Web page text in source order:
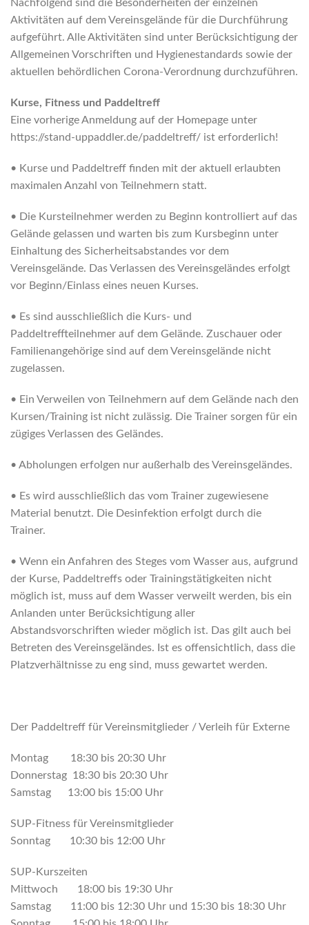
Nachfolgend sind die Besonderheiten der einzelnen
Aktivitäten auf dem Vereinsgelände für die Durchführung
aufgeführt. Alle Aktivitäten sind unter Berücksichtigung der
Allgemeinen Vorschriften und Hygienestandards sowie der
aktuellen behördlichen Corona-Verordnung durchzuführen.
Kurse, Fitness und Paddeltreff
Eine vorherige Anmeldung auf der Homepage unter
https://stand-uppaddler.de/paddeltreff/ ist erforderlich!
• Kurse und Paddeltreff finden mit der aktuell erlaubten
maximalen Anzahl von Teilnehmern statt.
• Die Kursteilnehmer werden zu Beginn kontrolliert auf das
Gelände gelassen und warten bis zum Kursbeginn unter
Einhaltung des Sicherheitsabstandes vor dem
Vereinsgelände. Das Verlassen des Vereinsgeländes erfolgt
vor Beginn/Einlass eines neuen Kurses.
• Es sind ausschließlich die Kurs- und
Paddeltreffteilnehmer auf dem Gelände. Zuschauer oder
Familienangehörige sind auf dem Vereinsgelände nicht
zugelassen.
• Ein Verweilen von Teilnehmern auf dem Gelände nach den
Kursen/Training ist nicht zulässig. Die Trainer sorgen für ein
zügiges Verlassen des Geländes.
• Abholungen erfolgen nur außerhalb des Vereinsgeländes.
• Es wird ausschließlich das vom Trainer zugewiesene
Material benutzt. Die Desinfektion erfolgt durch die
Trainer.
• Wenn ein Anfahren des Steges vom Wasser aus, aufgrund
der Kurse, Paddeltreffs oder Trainingstätigkeiten nicht
möglich ist, muss auf dem Wasser verweilt werden, bis ein
Anlanden unter Berücksichtigung aller
Abstandsvorschriften wieder möglich ist. Das gilt auch bei
Betreten des Vereinsgeländes. Ist es offensichtlich, dass die
Platzverhältnisse zu eng sind, muss gewartet werden.
Der Paddeltreff für Vereinsmitglieder / Verleih für Externe
Montag 18:30 bis 20:30 Uhr
Donnerstag 18:30 bis 20:30 Uhr
Samstag 13:00 bis 15:00 Uhr
SUP-Fitness für Vereinsmitglieder
Sonntag 10:30 bis 12:00 Uhr
SUP-Kurszeiten
Mittwoch 18:00 bis 19:30 Uhr
Samstag 11:00 bis 12:30 Uhr und 15:30 bis 18:30 Uhr